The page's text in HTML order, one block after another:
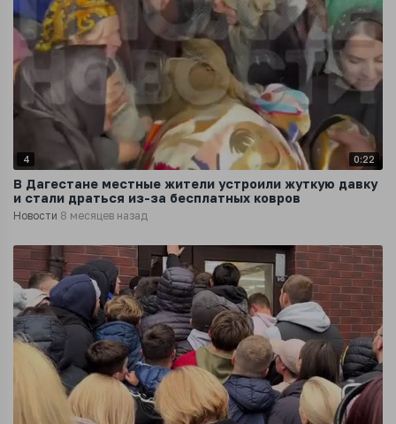
4 0:22
В Дагестане местные жители устроили жуткую давку
и стали драться из-за бесплатных ковров
Новости 8 месяцев назад